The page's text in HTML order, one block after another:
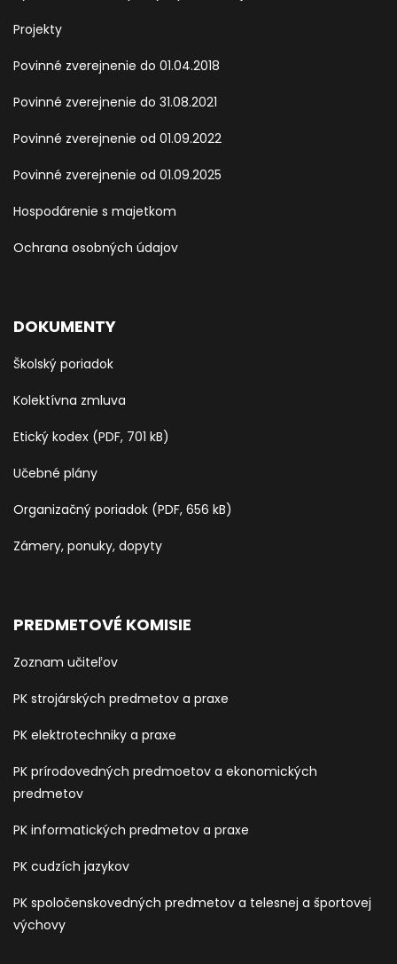
Projekty
Povinné zverejnenie do 01.04.2018
Povinné zverejnenie do 31.08.2021
Povinné zverejnenie od 01.09.2022
Povinné zverejnenie od 01.09.2025
Hospodárenie s majetkom
Ochrana osobných údajov
DOKUMENTY
Školský poriadok
Kolektívna zmluva
Etický kodex (PDF, 701 kB)
Učebné plány
Organizačný poriadok (PDF, 656 kB)
Zámery, ponuky, dopyty
PREDMETOVÉ KOMISIE
Zoznam učiteľov
PK strojárských predmetov a praxe
PK elektrotechniky a praxe
PK prírodovedných predmoetov a ekonomických
predmetov
PK informatických predmetov a praxe
PK cudzích jazykov
PK spoločenskovedných predmetov a telesnej a športovej
výchovy